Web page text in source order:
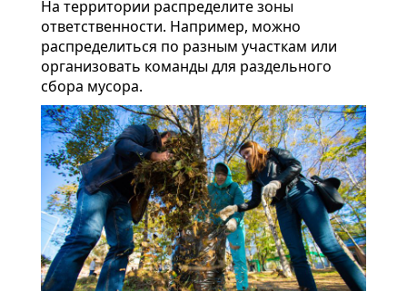
На территории распределите зоны
ответственности. Например, можно
распределиться по разным участкам или
организовать команды для раздельного
сбора мусора.